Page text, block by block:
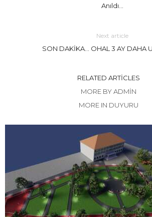
Anıldı…
Next article
SON DAKİKA… OHAL 3 AY DAHA
RELATED ARTICLES
MORE BY ADMIN
MORE IN DUYURU